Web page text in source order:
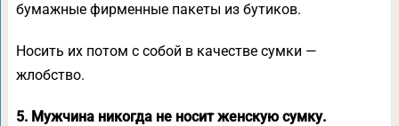
бумажные фирменные пакеты из бутиков.
Носить их потом с собой в качестве сумки —
жлобство.
5. Мужчина никогда не носит женскую сумку.